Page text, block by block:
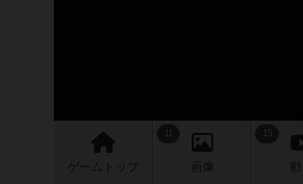
ゲーム 画像